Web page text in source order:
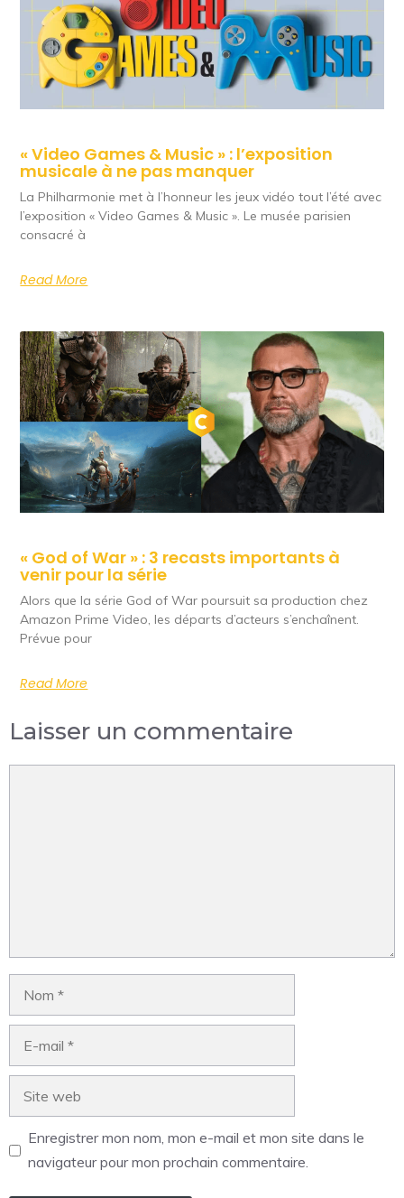
« Video Games & Music » : l’exposition
musicale à ne pas manquer
La Philharmonie met à l’honneur les jeux vidéo tout l’été avec
l’exposition « Video Games & Music ». Le musée parisien
consacré à
Read More
« God of War » : 3 recasts importants à
venir pour la série
Alors que la série God of War poursuit sa production chez
Amazon Prime Video, les départs d’acteurs s’enchaînent.
Prévue pour
Read More
Laisser un commentaire
Enregistrer mon nom, mon e-mail et mon site dans le
navigateur pour mon prochain commentaire.